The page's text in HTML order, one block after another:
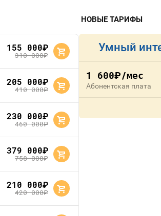
155 000руб.
310 000руб.
205 000руб.
410 000руб.
230 000руб.
460 000руб.
379 000руб.
758 000руб.
210 000руб.
420 000руб.
НОВЫЕ ТАРИФЫ
Умный
1 600руб./мес
Абонентская плата